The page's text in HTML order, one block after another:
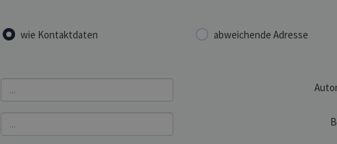
wie Kontaktdaten abweichende Adresse